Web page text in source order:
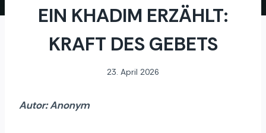
EIN KHADIM ERZÄHLT:
KRAFT DES GEBETS
23. April 2026
Autor: Anonym